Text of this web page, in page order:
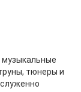
музыкальные
тюнеры и